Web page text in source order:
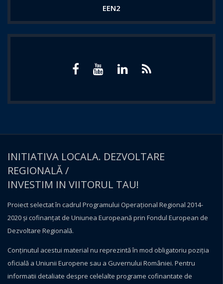
EEN2
INITIATIVA LOCALA. DEZVOLTARE
REGIONALĂ /
INVESTIM IN VIITORUL TAU!
Proiect selectat în cadrul Programului Operațional Regional 2014-
2020 și cofinanțat de Uniunea Europeană prin Fondul European de
Dezvoltare Regională.
Conţinutul acestui material nu reprezintă în mod obligatoriu poziţia
oficială a Uniunii Europene sau a Guvernului României. Pentru
informatii detaliate despre celelalte programe cofinantate de